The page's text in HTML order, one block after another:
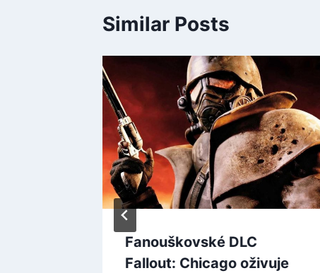
Similar Posts
Fanouškovské DLC
Fallout: Chicago oživuje